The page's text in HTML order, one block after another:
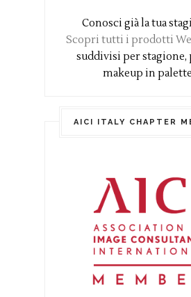
Conosci già la tua
Scopri tutti i prodotti
suddivisi per stagione,
makeup in
AICI ITALY CHAPTER